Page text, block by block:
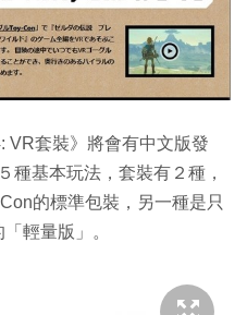
VR套裝》將會有中文版發
種基本玩法，套裝有２種，
的標準包裝，另一種是只
輕量版」。